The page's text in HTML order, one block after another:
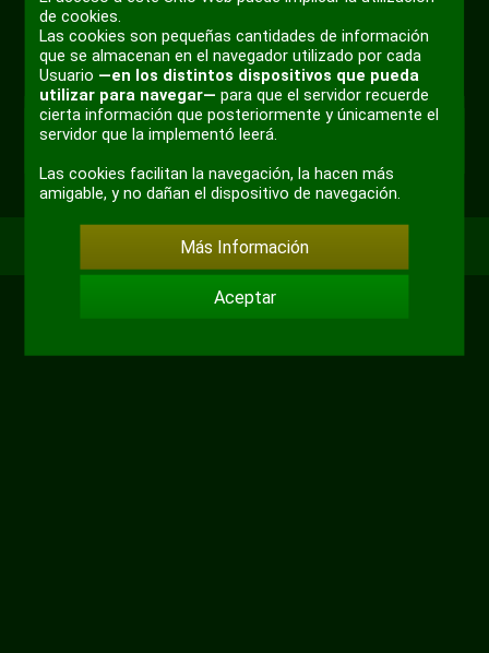
Reproducir
00:00
Desactivar
sonido
Ajustes
PIP
Reproducir
de cookies.
Las cookies son pequeñas cantidades de información
que se almacenan en el navegador utilizado por cada
Usuario —en los distintos dispositivos que pueda
utilizar para navegar— para que el servidor recuerde
cierta información que posteriormente y únicamente el
servidor que la implementó leerá.
Las cookies facilitan la navegación, la hacen más
amigable, y no dañan el dispositivo de navegación.
Más Información
Aceptar